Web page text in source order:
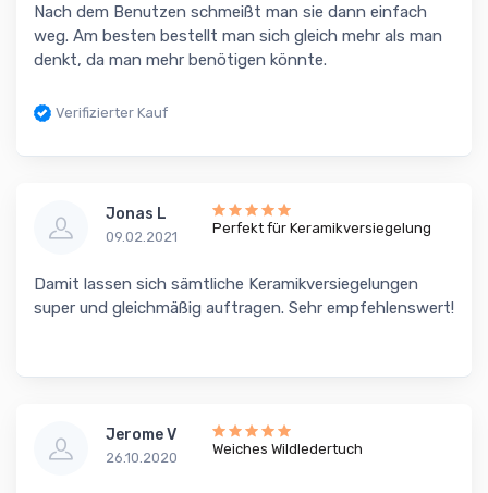
Nach dem Benutzen schmeißt man sie dann einfach
weg. Am besten bestellt man sich gleich mehr als man
denkt, da man mehr benötigen könnte.
Verifizierter Kauf
Jonas L
09.02.2021
Perfekt für Keramikversiegelung
Damit lassen sich sämtliche Keramikversiegelungen
super und gleichmäßig auftragen. Sehr empfehlenswert!
Jerome V
26.10.2020
Weiches Wildledertuch